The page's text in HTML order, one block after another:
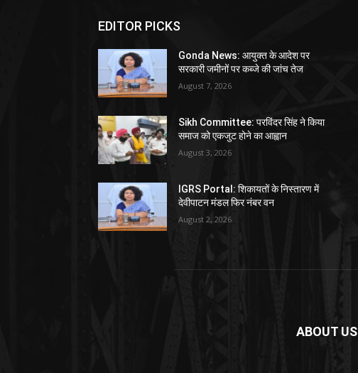
EDITOR PICKS
Gonda News: आयुक्त के आदेश पर
सरकारी जमीनों पर कब्जे की जांच तेज
August 7, 2026
Sikh Committee: परविंदर सिंह ने किया
समाज को एकजुट होने का आह्वान
August 3, 2026
IGRS Portal: शिकायतों के निस्तारण में
देवीपाटन मंडल फिर नंबर वन
August 2, 2026
ABOUT US